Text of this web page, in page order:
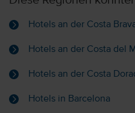
Hotels an der Costa
Hotels an der Costa del
Hotels an der Costa
Hotels in Barcelona